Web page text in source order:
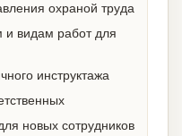
охраной труда
и видам работ для
инструктажа
новых сотрудников